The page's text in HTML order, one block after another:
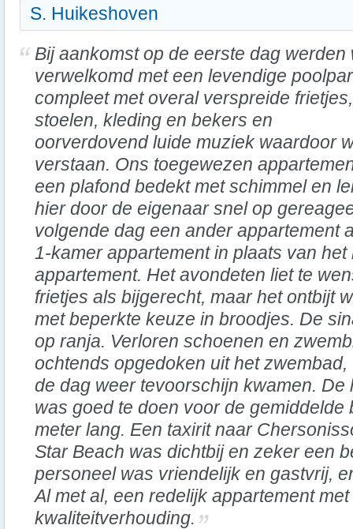
S. Huikeshoven
Bij aankomst op de eerste dag werden
verwelkomd met een levendige
compleet met overal verspreide frietjes,
stoelen, kleding en bekers en
oorverdovend luide muziek waardoor
verstaan. Ons toegewezen
een plafond bedekt met schimmel en
hier door de eigenaar snel op
volgende dag een ander appartement
1-kamer appartement in plaats van
appartement. Het avondeten liet te
frietjes als bijgerecht, maar het ontbijt
met beperkte keuze in broodjes. De
op ranja. Verloren schoenen en
ochtends opgedoken uit het
de dag weer tevoorschijn kwamen. De
was goed te doen voor de gemiddelde
meter lang. Een taxirit naar
Star Beach was dichtbij en zeker een
personeel was vriendelijk en gastvrij,
Al met al, een redelijk appartement
kwaliteitverhouding.